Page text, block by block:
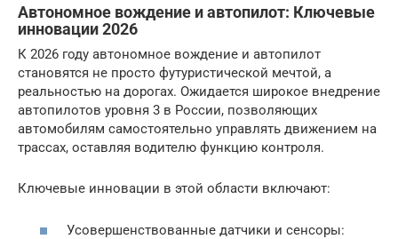
Автономное вождение и автопилот: Ключевые
инновации 2026
К 2026 году автономное вождение и автопилот
становятся не просто футуристической мечтой, а
реальностью на дорогах. Ожидается широкое внедрение
автопилотов уровня 3 в России, позволяющих
автомобилям самостоятельно управлять движением на
трассах, оставляя водителю функцию контроля.
Ключевые инновации в этой области включают:
Усовершенствованные датчики и сенсоры: